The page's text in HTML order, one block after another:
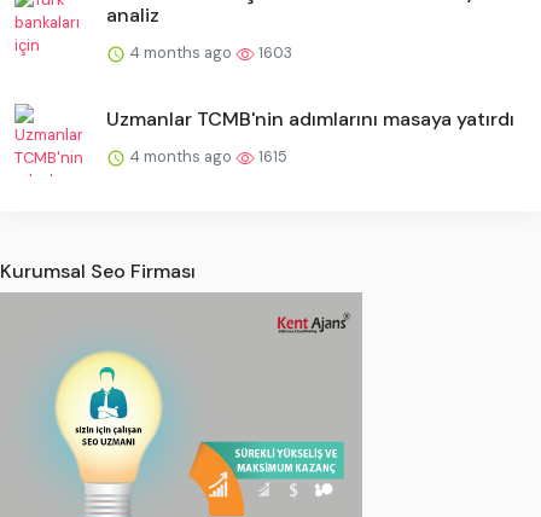
analiz
4 months ago 1603
Uzmanlar TCMB'nin adımlarını masaya yatırdı
4 months ago 1615
Kurumsal Seo Firması